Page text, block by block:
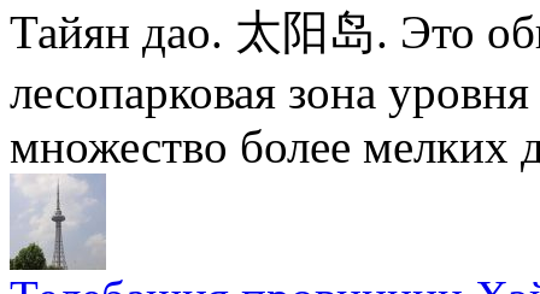
Тайян дао. 太阳岛. Это
лесопарковая зона
множество более мелких